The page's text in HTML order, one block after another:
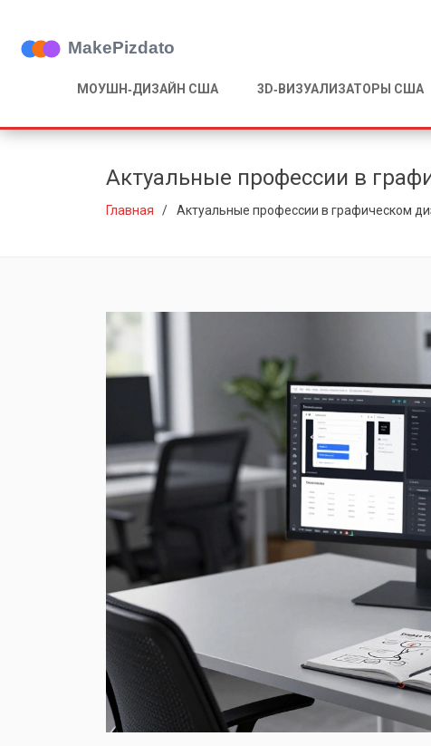
МОУШН‑ДИЗАЙН США 3D‑ВИЗУАЛИЗАТОРЫ США
Актуальные профессии в
Главная Актуальные профессии в графическом